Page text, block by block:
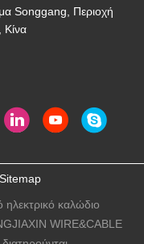
Songgang, Περιοχή
Sitemap
ηλεκτρικό καλώδιο
WIRE&CABLE